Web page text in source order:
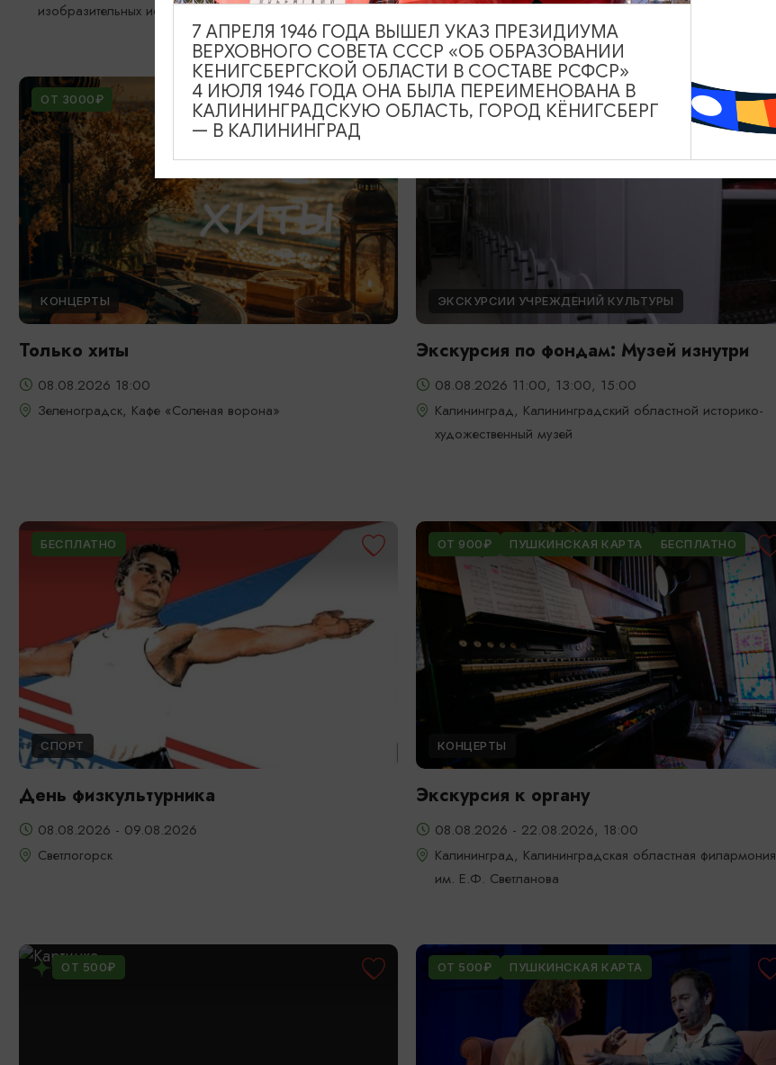
изобразительных искусств
художественный музей
ОТ 3000₽
КОНЦЕРТЫ
Только хиты
08.08.2026 18:00
Зеленоградск, Кафе «Соленая ворона»
ОТ 1000₽
ЭКСКУРСИИ УЧРЕЖДЕНИЙ КУЛЬТУРЫ
Экскурсия по фондам: Музей изнутри
08.08.2026 11:00, 13:00, 15:00
Калининград, Калининградский областной историко-
художественный музей
БЕСПЛАТНО
СПОРТ
День физкультурника
08.08.2026 - 09.08.2026
Светлогорск
ОТ 900₽ ПУШКИНСКАЯ КАРТА БЕСПЛАТНО
КОНЦЕРТЫ
Экскурсия к органу
08.08.2026 - 22.08.2026, 18:00
Калининград, Калининградская областная филармония
им. Е.Ф. Светланова
ОТ 500₽ ОТ 500₽ ПУШКИНСКАЯ КАРТА
7 АПРЕЛЯ 1946 ГОДА ВЫШЕЛ УКАЗ ПРЕЗИДИУМА
ВЕРХОВНОГО СОВЕТА СССР «ОБ ОБРАЗОВАНИИ
КЕНИГСБЕРГСКОЙ ОБЛАСТИ В СОСТАВЕ РСФСР»
4 ИЮЛЯ 1946 ГОДА ОНА БЫЛА ПЕРЕИМЕНОВАНА В
КАЛИНИНГРАДСКУЮ ОБЛАСТЬ, ГОРОД КЁНИГСБЕРГ
— В КАЛИНИНГРАД